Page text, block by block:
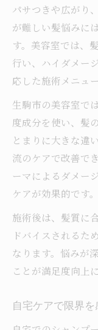
パサつきや広がり
が難しい髪悩みに
す。美容室では、
行い、ハイダメー
応した施術メニュ
生駒市の美容室で
度成分を使い、髪
とまりに大きな違
流のケアで改善で
ーマによるダメー
ケアが効果的です。
施術後は、髪質に
ドバイスされるた
なります。悩みが
ことが満足度向上
自宅ケアで限界